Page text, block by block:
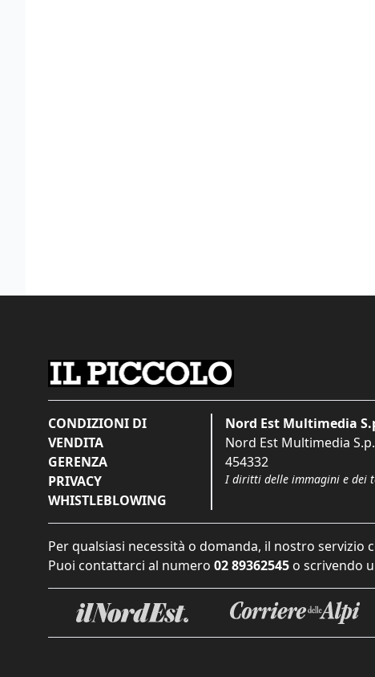
CONDIZIONI DI
VENDITA
GERENZA
PRIVACY
WHISTLEBLOWING
Nord Est Multimedia
Nord Est Multimedia
454332
I diritti delle immagini e dei
Per qualsiasi necessità o domanda, il nostro servizio
Puoi contattarci al numero 02 89362545 o scrivendo